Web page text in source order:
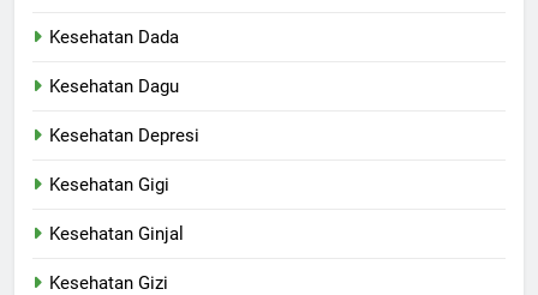
Kesehatan Dada
Kesehatan Dagu
Kesehatan Depresi
Kesehatan Gigi
Kesehatan Ginjal
Kesehatan Gizi